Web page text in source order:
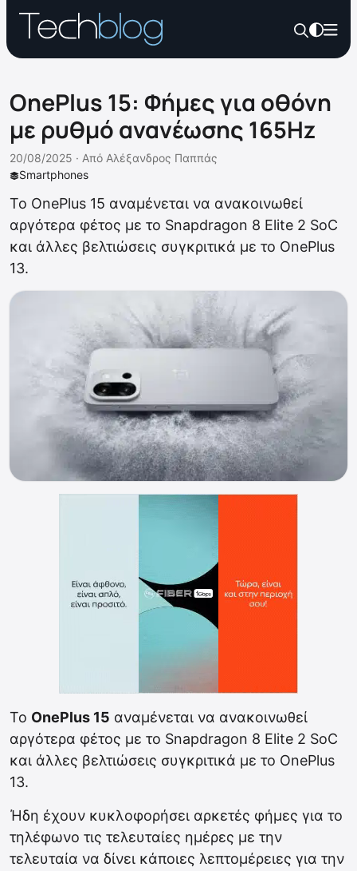
OnePlus 15: Φήμες για οθόνη
με ρυθμό ανανέωσης 165Hz
Smartphones
20/08/2025 · Από Αλέξανδρος Παππάς
Το OnePlus 15 αναμένεται να ανακοινωθεί
αργότερα φέτος με το Snapdragon 8 Elite 2 SoC
και άλλες βελτιώσεις συγκριτικά με το OnePlus
13.
Το OnePlus 15 αναμένεται να ανακοινωθεί
αργότερα φέτος με το Snapdragon 8 Elite 2 SoC
και άλλες βελτιώσεις συγκριτικά με το OnePlus
13.
Ήδη έχουν κυκλοφορήσει αρκετές φήμες για το
τηλέφωνο τις τελευταίες ημέρες με την
τελευταία να δίνει κάποιες λεπτομέρειες για την